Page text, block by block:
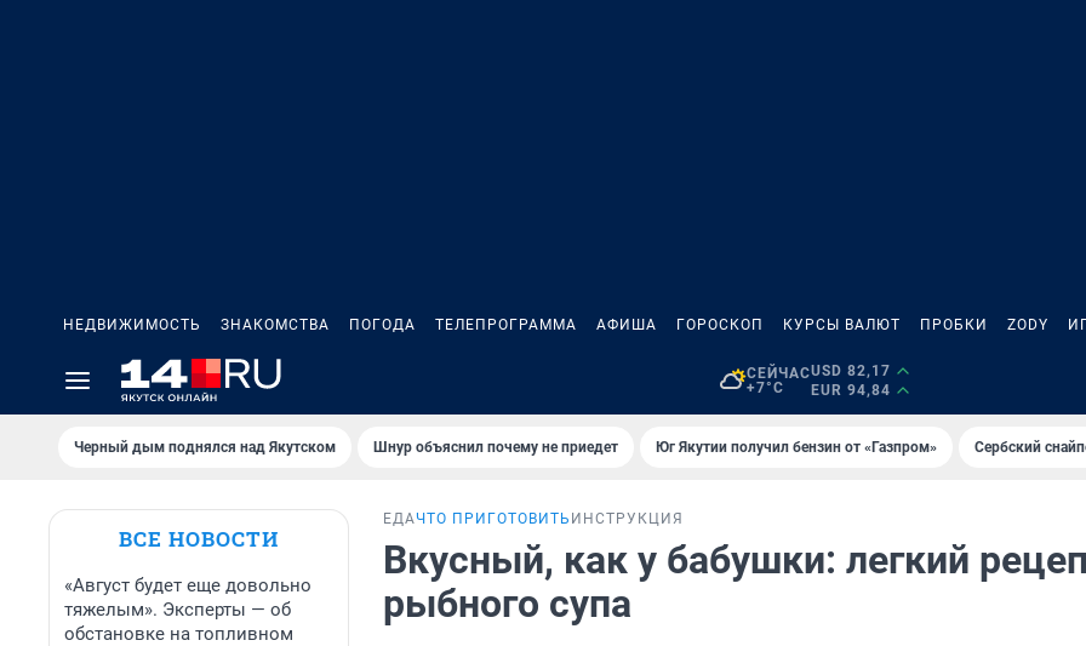
НЕДВИЖИМОСТЬ ЗНАКОМСТВА ПОГОДА ТЕЛЕПРОГРАММА АФИША ГОРОСКОП КУРСЫ ВАЛЮТ ПРОБКИ ZODY
СЕЙЧАС
+7°C
USD 82,17
EUR 94,84
Черный дым поднялся над Якутском Шнур объяснил почему не приедет Юг Якутии получил бензин от «Газпром» Сербский
ВСЕ НОВОСТИ
«Август будет еще довольно
тяжелым». Эксперты — об
обстановке на топливном
ЕДАЧТО ПРИГОТОВИТЬ ИНСТРУКЦИЯ
Вкусный, как у бабушки: легкий
рыбного супа